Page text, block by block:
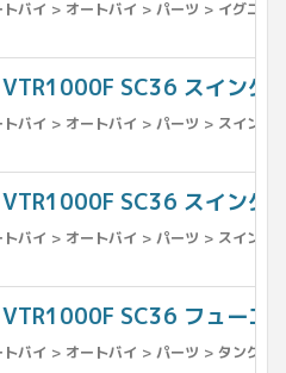
トバイ > オートバイ > パーツ > イグニッ
SC36 スイング
トバイ > オートバイ > パーツ > スイング
SC36 スイング
トバイ > オートバイ > パーツ > スイング
SC36 フューエ
トバイ > オートバイ > パーツ > タンク >